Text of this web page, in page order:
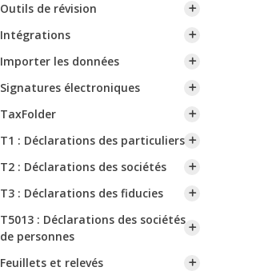
Outils de révision
Intégrations
Importer les données
Signatures électroniques
TaxFolder
T1 : Déclarations des particuliers
T2 : Déclarations des sociétés
T3 : Déclarations des fiducies
T5013 : Déclarations des sociétés
de personnes
Feuillets et relevés